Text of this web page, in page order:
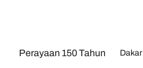
Perayaan 150 Tahun Dakar